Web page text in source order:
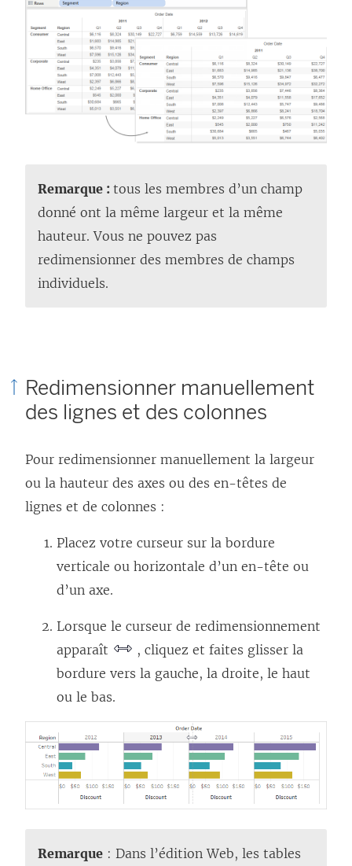
Remarque : tous les membres d’un champ
donné ont la même largeur et la même
hauteur. Vous ne pouvez pas
redimensionner des membres de champs
individuels.
Redimensionner manuellement
des lignes et des colonnes
Pour redimensionner manuellement la largeur
ou la hauteur des axes ou des en-têtes de
lignes et de colonnes :
Placez votre curseur sur la bordure
verticale ou horizontale d’un en-tête ou
d’un axe.
Lorsque le curseur de redimensionnement
apparaît
, cliquez et faites glisser la
bordure vers la gauche, la droite, le haut
ou le bas.
Remarque : Dans l’édition Web, les tables